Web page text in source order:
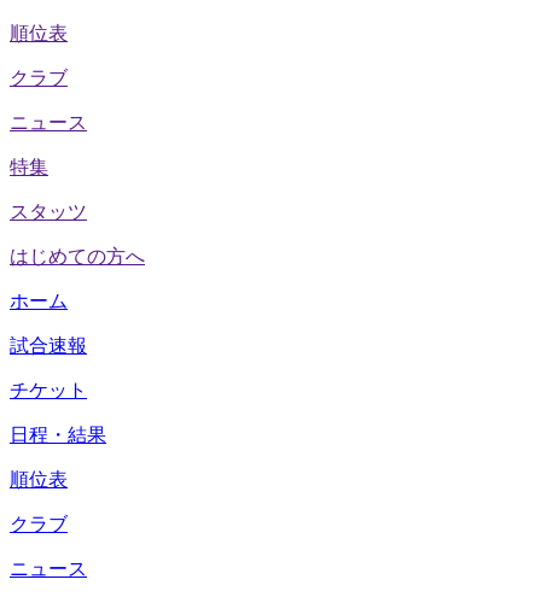
順位表
クラブ
ニュース
特集
スタッツ
はじめての方へ
ホーム
試合速報
チケット
日程・結果
順位表
クラブ
ニュース